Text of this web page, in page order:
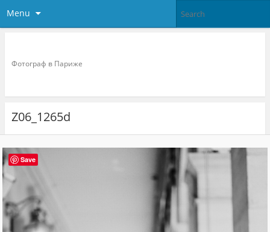
Menu
Фотограф в Париже
Z06_1265d
Save